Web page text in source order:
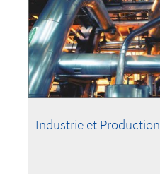
Industrie et Production